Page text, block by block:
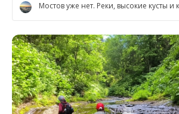
Мостов уже нет. Реки, высокие кусты и